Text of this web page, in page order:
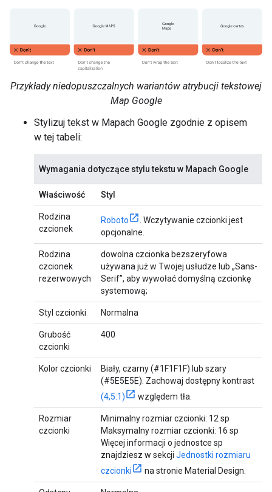
Przykłady niedopuszczalnych wariantów atrybucji tekstowej
Map Google
Stylizuj tekst w Mapach Google zgodnie z opisem
w tej tabeli:
Wymagania dotyczące stylu tekstu w Mapach Google
Właściwość Styl
Rodzina
czcionek
Roboto
. Wczytywanie czcionki jest
opcjonalne.
Rodzina
czcionek
rezerwowych
dowolna czcionka bezszeryfowa
używana już w Twojej usłudze lub „Sans-
Serif”, aby wywołać domyślną czcionkę
systemową;
Styl czcionki Normalna
Grubość
czcionki
400
Kolor czcionki
Biały, czarny (#1F1F1F) lub szary
(#5E5E5E). Zachowaj dostępny kontrast
(4,5:1)
względem tła.
Rozmiar
czcionki
Minimalny rozmiar czcionki: 12 sp
Maksymalny rozmiar czcionki: 16 sp
Więcej informacji o jednostce sp
znajdziesz w sekcji Jednostki rozmiaru
czcionki
na stronie Material Design.